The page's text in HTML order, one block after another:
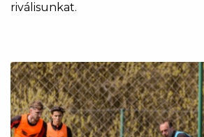
riválisunkat.